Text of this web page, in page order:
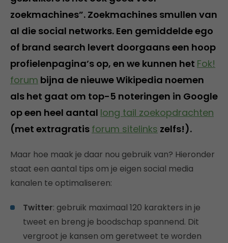
zoekmachines”. Zoekmachines smullen van
al die social networks. Een gemiddelde ego
of brand search levert doorgaans een hoop
profielenpagina’s op, en we kunnen het Fok!
forum bijna de nieuwe Wikipedia noemen
als het gaat om top-5 noteringen in Google
op een heel aantal long tail zoekopdrachten
(met extragratis forum sitelinks zelfs!).
Maar hoe maak je daar nou gebruik van? Hieronder
staat een aantal tips om je eigen social media
kanalen te optimaliseren:
Twitter: gebruik maximaal 120 karakters in je
tweet en breng je boodschap spannend. Dit
vergroot je kansen om geretweet te worden